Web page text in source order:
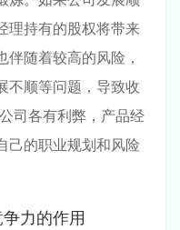
理持有的股权将带来
随着较高的风险，
不顺等问题，导致收
司各有利弊，产品经
己的职业规划和风险
力的作用